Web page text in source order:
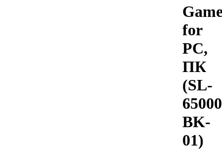
for
PC,
ПК
(SL-
BK-
01)